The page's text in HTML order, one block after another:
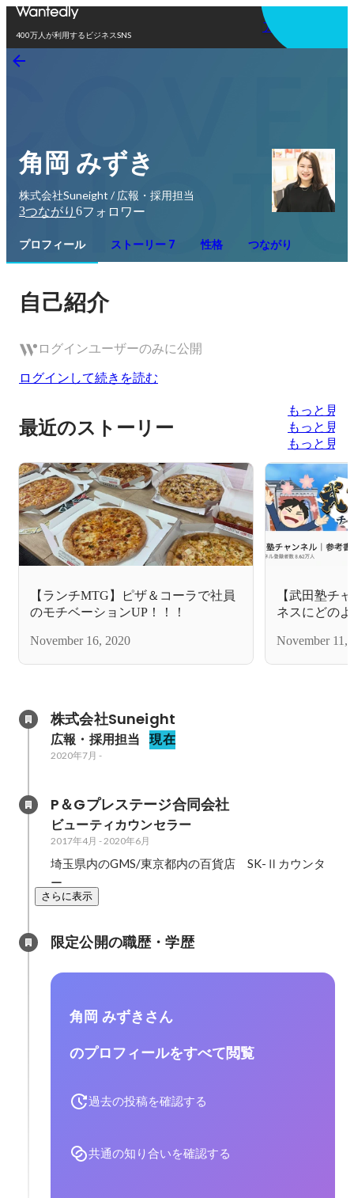
400万人が利用するビジネスSNS
アプリを使う
角岡 みずき
株式会社Suneight / 広報・採用担当
3つながり 6フォロワー
プロフィール ストーリー 7 性格 つながり
自己紹介
ログインユーザーのみに公開
ログインして続きを読む
最近のストーリー
もっと見る
もっと見る
もっと見る
【ランチMTG】ピザ＆コーラで社員
のモチベーションUP！！！
November 16, 2020
【武田塾チ
ネスにどの
November 11,
株式会社Suneight
広報・採用担当 現在
2020年7月 -
P＆Gプレステージ合同会社
ビューティカウンセラー
2017年4月 - 2020年6月
埼玉県内のGMS/東京都内の百貨店　SK-Ⅱカウンタ
ー
さらに表示
限定公開の職歴・学歴
角岡 みずきさん
のプロフィールをすべて閲覧
過去の投稿を確認する
共通の知り合いを確認する